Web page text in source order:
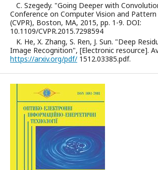
C. Szegedy. "Going Deeper with
Conference on Computer Vision and
(CVPR), Boston, MA, 2015, pp. 1-9. DOI:
10.1109/CVPR.2015.7298594
K. He, X. Zhang, S. Ren, J. Sun. "Deep
Image Recognition", [Electronic resource].
https://arxiv.org/pdf/ 1512.03385.pdf.